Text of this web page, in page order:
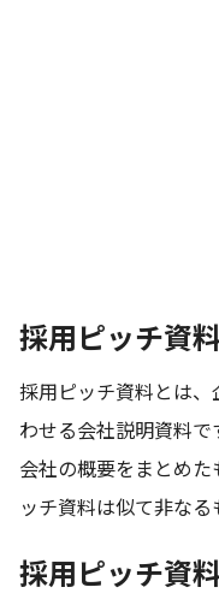
採用ピッチ資
採用ピッチ資料とは
わせる会社説明資料
会社の概要をまとめ
ッチ資料は似て非なる
採用ピッチ資